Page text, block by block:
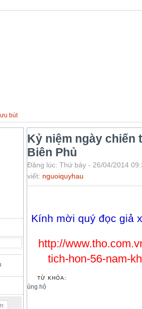
bút
Kỷ niệm ngày chiến
Biên Phủ
Đăng lúc: Thứ bảy - 26/04/2014
viết: nguoiquyhau
Kính mời quý đọc giả
http://
tich-hon-56-nam-
TỪ KHÓA:
ủng hộ